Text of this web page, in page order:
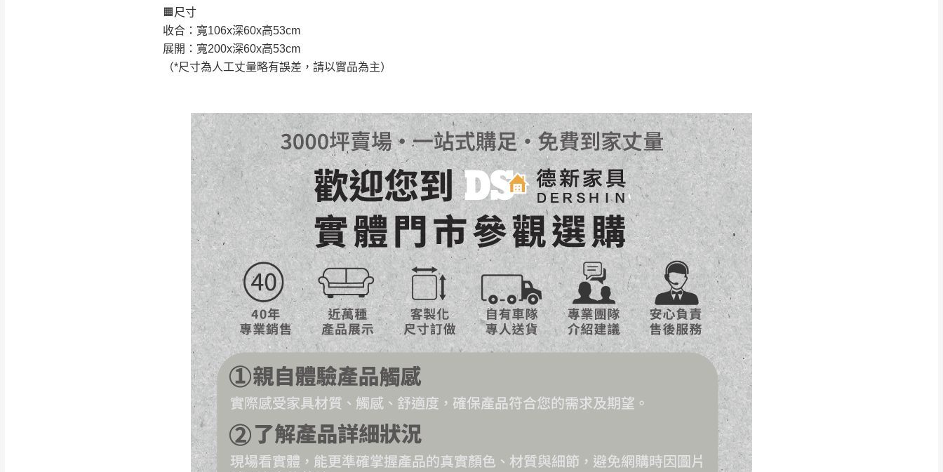
🟧尺寸
收合：寬106x深60x高53cm
展開：寬200x深60x高53cm
（*尺寸為人工丈量略有誤差，請以實品為主）
如遇自然災害、政府宣布之災害警報等不可抗力情事，而危及運送人員輸送之安全，本司得視狀況延後或停止運送服
務。
百貨公司配送暫無法配合開店前、閉店後時段，並送至百貨公司卸貨區為限，恕無法送至指定樓面。
期間，恕暫停百貨公司相關運送 》